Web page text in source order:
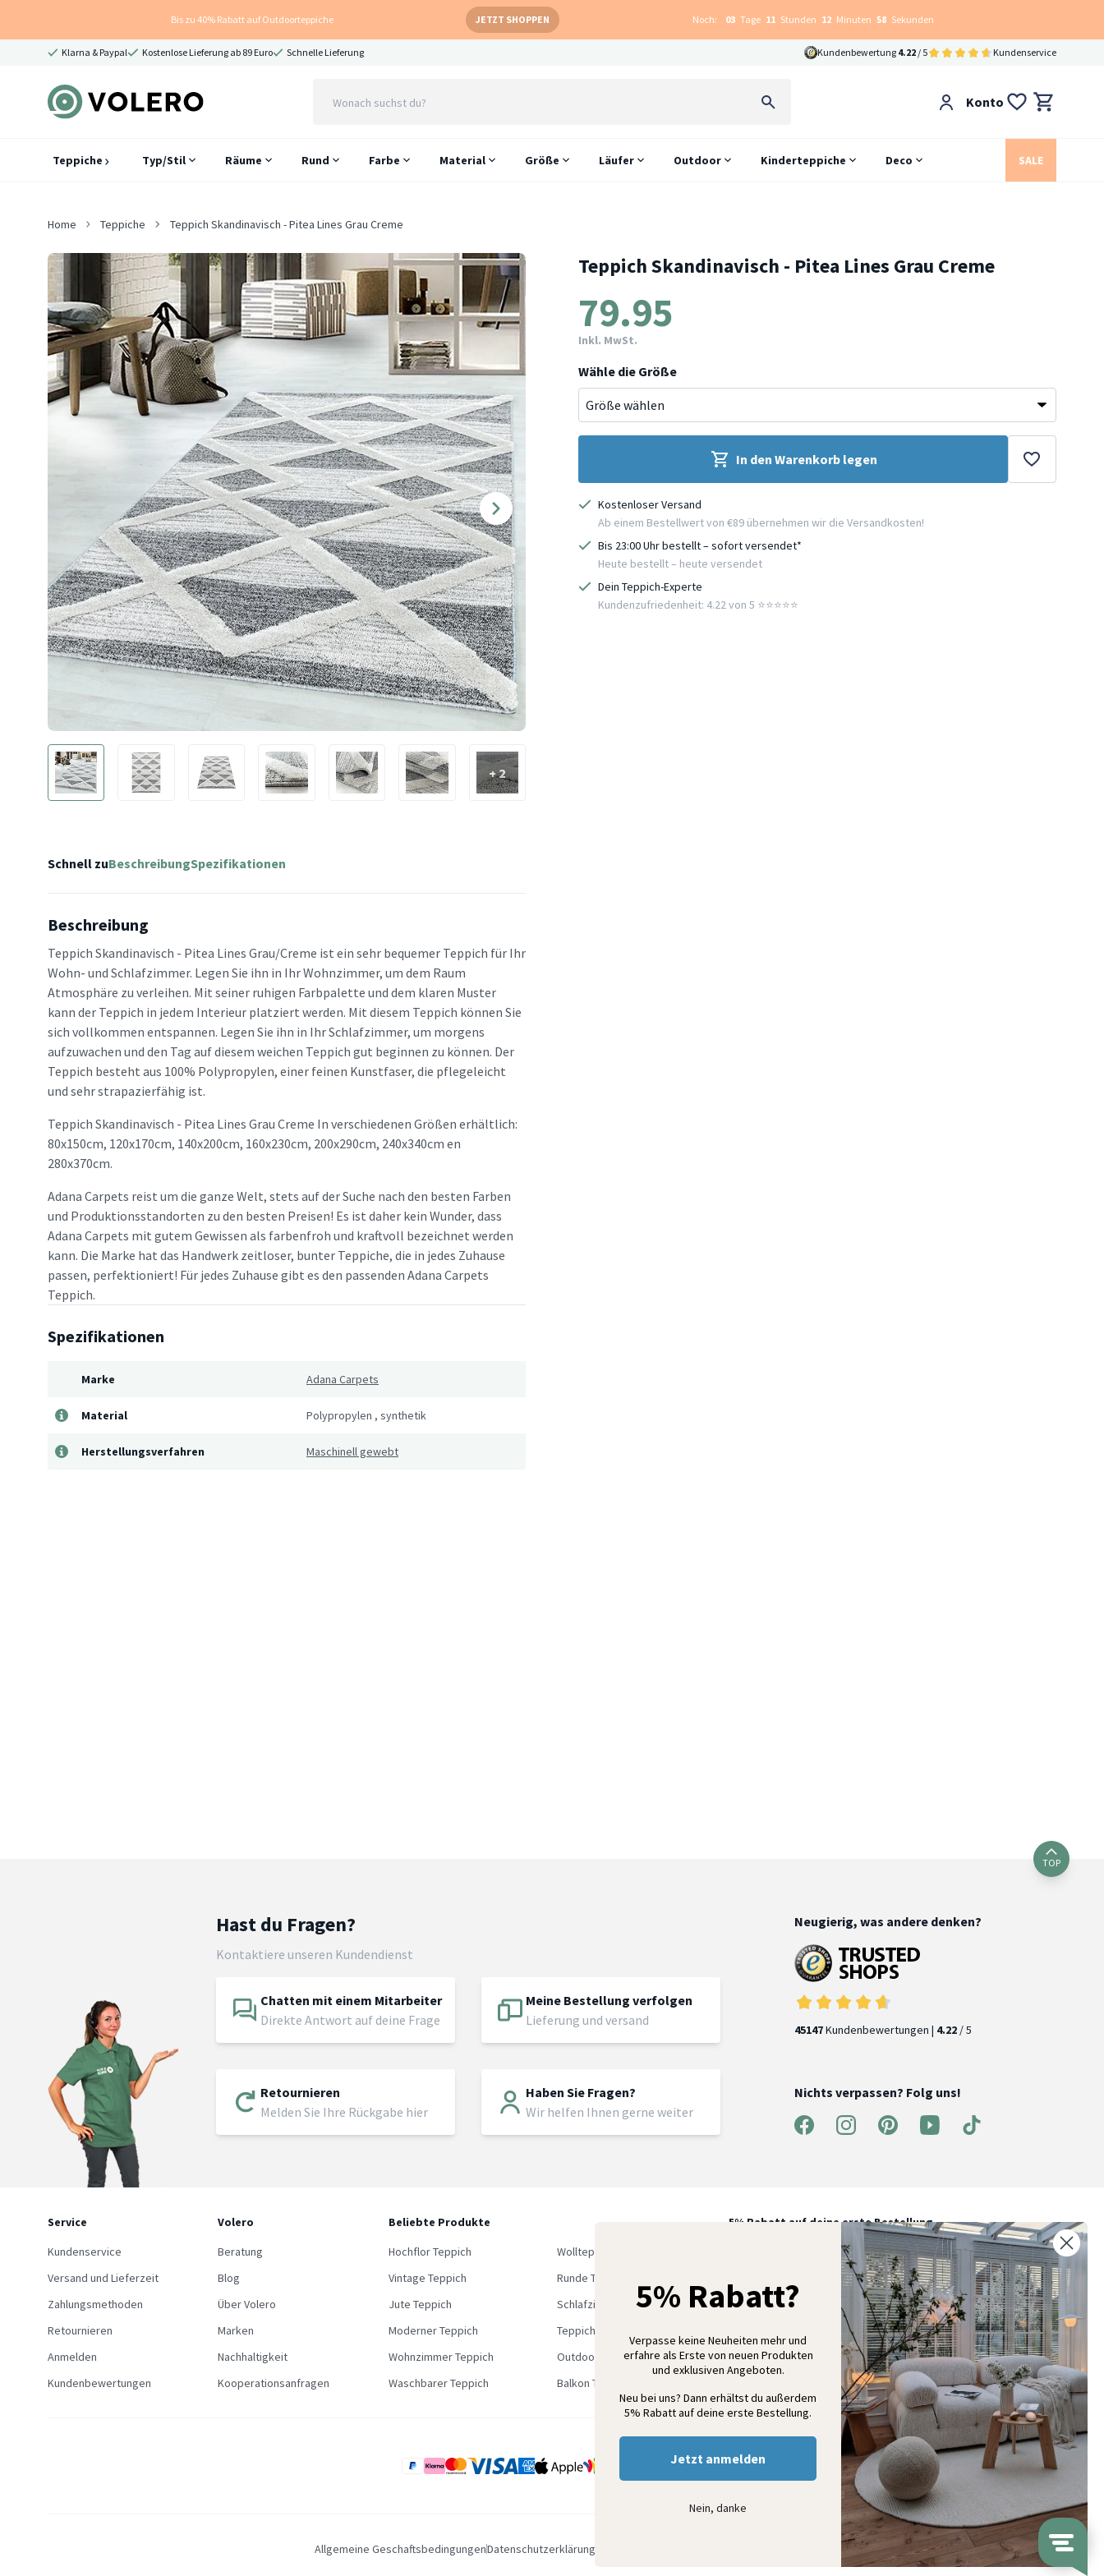
Bis zu 40% Rabatt auf Outdoorteppiche JETZT SHOPPEN Noch: 03 Tage 11 Stunden 12 Minuten 58 Sekunden
Klarna & Paypal Kostenlose Lieferung ab 89 Euro Schnelle Lieferung Kundenbewertung 4.22 / 5 Kundenservice
Konto
Teppiche Typ/Stil Räume Rund Farbe Material Größe Läufer Outdoor Kinderteppiche Deco SALE
Home Teppiche Teppich Skandinavisch - Pitea Lines Grau Creme
+ 2
Teppich Skandinavisch - Pitea Lines Grau Creme
79.95
Inkl. MwSt.
Wähle die Größe
In den Warenkorb legen
Kostenloser Versand
Ab einem Bestellwert von €89 übernehmen wir die Versandkosten!
Bis 23:00 Uhr bestellt – sofort versendet*
Heute bestellt – heute versendet
Dein Teppich-Experte
Kundenzufriedenheit: 4.22 von 5 ⭐️⭐️⭐️⭐️⭐️
Schnell zuBeschreibungSpezifikationen
Beschreibung
Teppich Skandinavisch - Pitea Lines Grau/Creme ist ein sehr bequemer Teppich für Ihr
Wohn- und Schlafzimmer. Legen Sie ihn in Ihr Wohnzimmer, um dem Raum
Atmosphäre zu verleihen. Mit seiner ruhigen Farbpalette und dem klaren Muster
kann der Teppich in jedem Interieur platziert werden. Mit diesem Teppich können Sie
sich vollkommen entspannen. Legen Sie ihn in Ihr Schlafzimmer, um morgens
aufzuwachen und den Tag auf diesem weichen Teppich gut beginnen zu können. Der
Teppich besteht aus 100% Polypropylen, einer feinen Kunstfaser, die pflegeleicht
und sehr strapazierfähig ist.
Teppich Skandinavisch - Pitea Lines Grau Creme In verschiedenen Größen erhältlich:
80x150cm, 120x170cm, 140x200cm, 160x230cm, 200x290cm, 240x340cm en
280x370cm.
Adana Carpets reist um die ganze Welt, stets auf der Suche nach den besten Farben
und Produktionsstandorten zu den besten Preisen! Es ist daher kein Wunder, dass
Adana Carpets mit gutem Gewissen als farbenfroh und kraftvoll bezeichnet werden
kann. Die Marke hat das Handwerk zeitloser, bunter Teppiche, die in jedes Zuhause
passen, perfektioniert! Für jedes Zuhause gibt es den passenden Adana Carpets
Teppich.
Spezifikationen
Marke Adana Carpets
Material Polypropylen , synthetik
Herstellungsverfahren Maschinell gewebt
TOP
Hast du Fragen?
Kontaktiere unseren Kundendienst
Chatten mit einem Mitarbeiter
Direkte Antwort auf deine Frage
Meine Bestellung verfolgen
Lieferung und versand
Retournieren
Melden Sie Ihre Rückgabe hier
Haben Sie Fragen?
Wir helfen Ihnen gerne weiter
Neugierig, was andere denken?
45147Kundenbewertungen | 4.22 / 5
Nichts verpassen? Folg uns!
Service
Kundenservice
Versand und Lieferzeit
Zahlungsmethoden
Retournieren
Anmelden
Kundenbewertungen
Volero
Beratung
Blog
Über Volero
Marken
Nachhaltigkeit
Kooperationsanfragen
Beliebte Produkte
Hochflor Teppich
Wollteppich
Vintage Teppich
Runde Teppich
Jute Teppich
Schlafzimmer Teppich
Moderner Teppich
Teppich Outlet
Wohnzimmer Teppich
Outdoor Teppich
Waschbarer Teppich
Balkon Teppich
5% Rabatt auf deine erste Bestellung
Melde dich für unseren Newsletter an und entdecke neue
Kollektionen, Angebote und Wohnideen als Erstes
Anmelden
Allgemeine GeschaftsbedingungenDatenschutzerklärung
5% Rabatt?
Verpasse keine Neuheiten mehr und
erfahre als Erste von neuen Produkten
und exklusiven Angeboten.
Neu bei uns? Dann erhältst du außerdem
5% Rabatt auf deine erste Bestellung.
Jetzt anmelden
Nein, danke